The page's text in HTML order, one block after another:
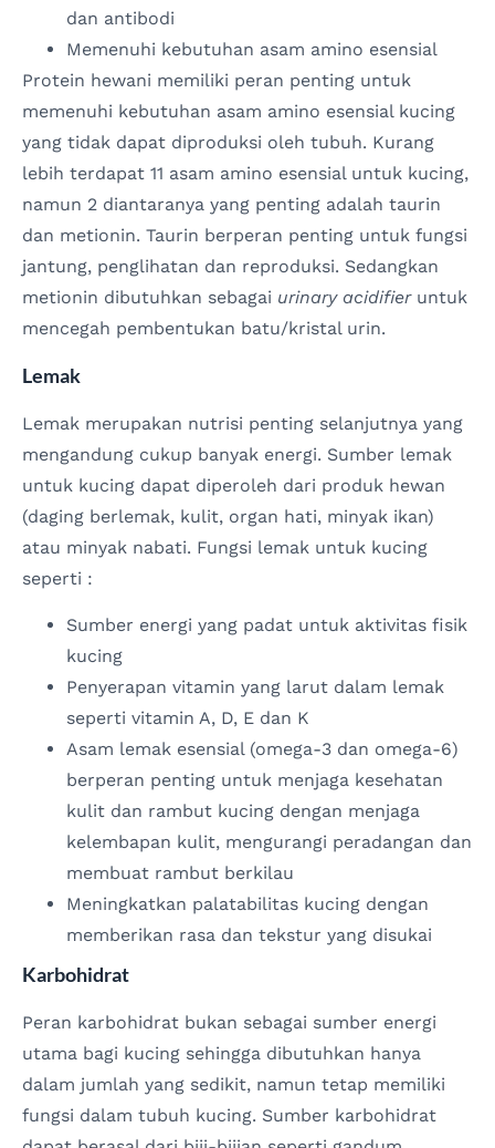
dan antibodi
Memenuhi kebutuhan asam amino esensial
Protein hewani memiliki peran penting untuk
memenuhi kebutuhan asam amino esensial kucing
yang tidak dapat diproduksi oleh tubuh. Kurang
lebih terdapat 11 asam amino esensial untuk kucing,
namun 2 diantaranya yang penting adalah taurin
dan metionin. Taurin berperan penting untuk fungsi
jantung, penglihatan dan reproduksi. Sedangkan
metionin dibutuhkan sebagai urinary acidifieruntuk
mencegah pembentukan batu/kristal urin.
Lemak
Lemak merupakan nutrisi penting selanjutnya yang
mengandung cukup banyak energi. Sumber lemak
untuk kucing dapat diperoleh dari produk hewan
(daging berlemak, kulit, organ hati, minyak ikan)
atau minyak nabati. Fungsi lemak untuk kucing
seperti :
Sumber energi yang padat untuk aktivitas fisik
kucing
Penyerapan vitamin yang larut dalam lemak
seperti vitamin A, D, E dan K
Asam lemak esensial (omega-3 dan omega-6)
berperan penting untuk menjaga kesehatan
kulit dan rambut kucing dengan menjaga
kelembapan kulit, mengurangi peradangan dan
membuat rambut berkilau
Meningkatkan palatabilitas kucing dengan
memberikan rasa dan tekstur yang disukai
Karbohidrat
Peran karbohidrat bukan sebagai sumber energi
utama bagi kucing sehingga dibutuhkan hanya
dalam jumlah yang sedikit, namun tetap memiliki
fungsi dalam tubuh kucing. Sumber karbohidrat